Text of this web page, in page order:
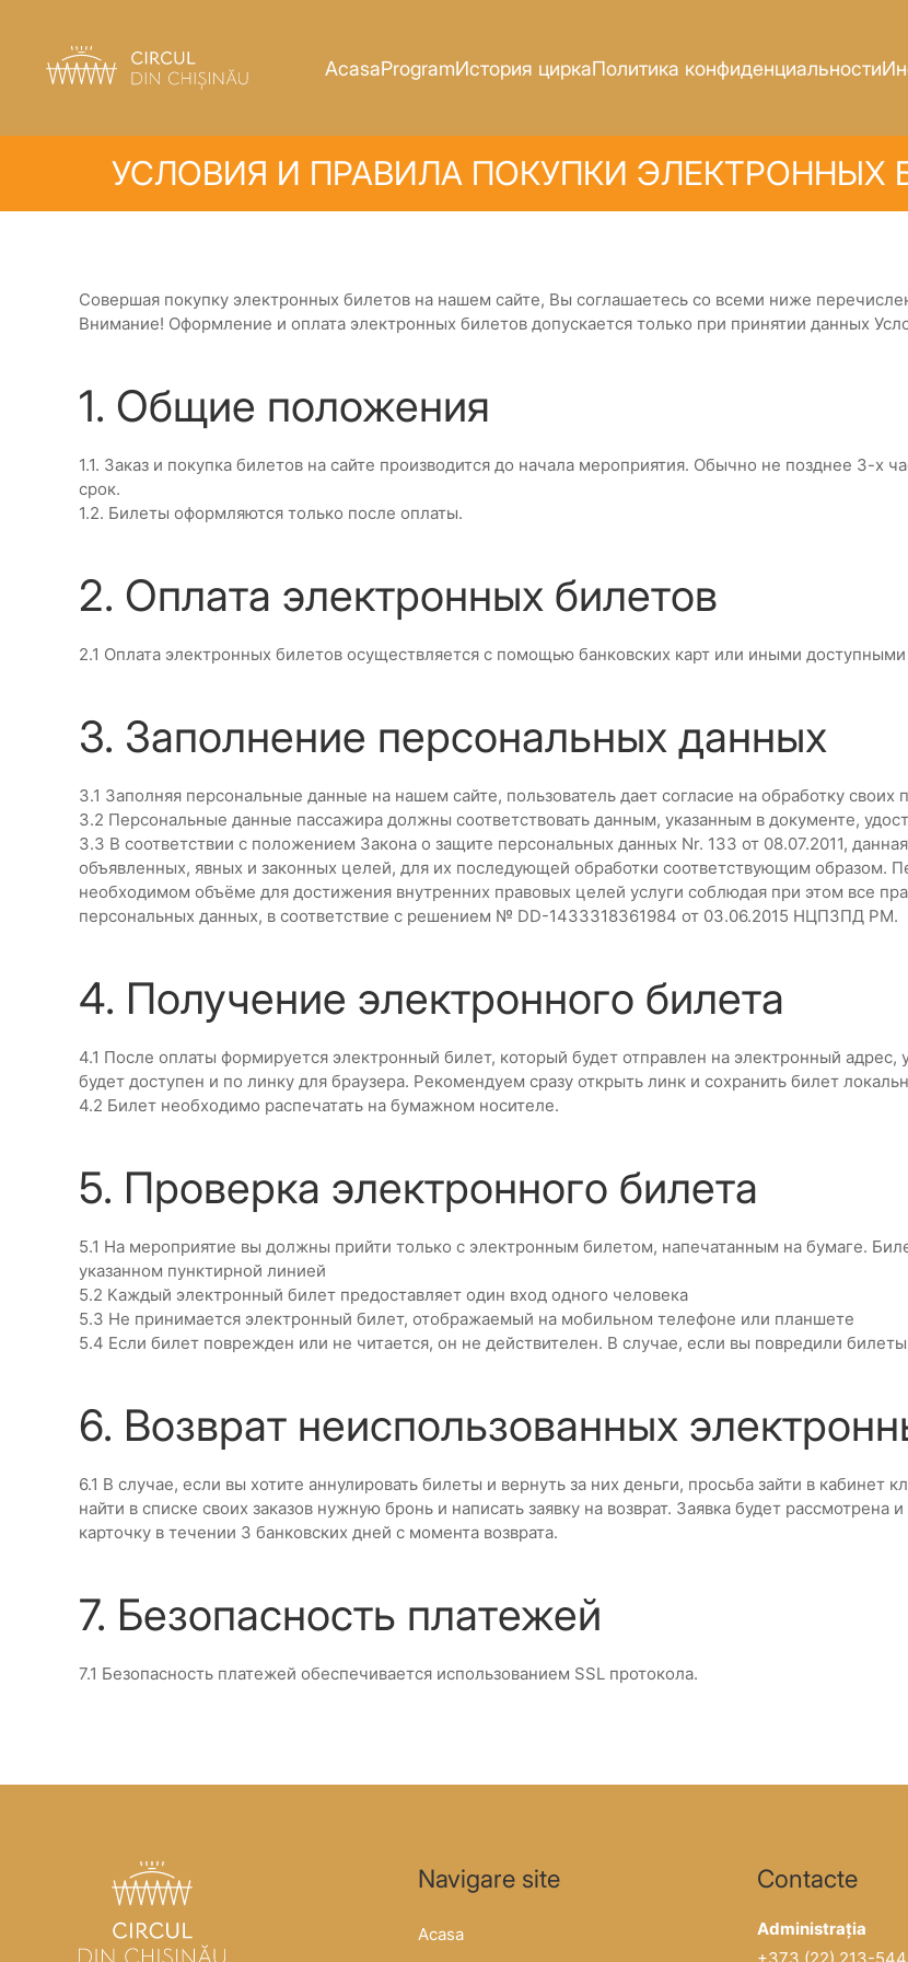
AcasaProgramИстория циркаПолитика конфиденциальности
УСЛОВИЯ И ПРАВИЛА ПОКУПКИ ЭЛЕКТРОННЫХ
Совершая покупку электронных билетов на нашем сайте, Вы соглашаетесь со всеми ниже
Внимание! Оформление и оплата электронных билетов допускается только при принятии данных
1. Общие положения
1.1. Заказ и покупка билетов на сайте производится до начала мероприятия. Обычно не позднее 3-х
срок.
1.2. Билеты оформляются только после оплаты.
2. Оплата электронных билетов
2.1 Оплата электронных билетов осуществляется с помощью банковских карт или иными
3. Заполнение персональных данных
3.1 Заполняя персональные данные на нашем сайте, пользователь дает согласие на обработку своих
3.2 Персональные данные пассажира должны соответствовать данным, указанным в документе,
3.3 В соответствии с положением Закона о защите персональных данных Nr. 133 от 08.07.2011,
объявленных, явных и законных целей, для их последующей обработки соответствующим образом.
необходимом объёме для достижения внутренних правовых целей услуги соблюдая при этом все
персональных данных, в соответствие с решением № DD-1433318361984 от 03.06.2015 НЦПЗПД РМ.
4. Получение электронного билета
4.1 После оплаты формируется электронный билет, который будет отправлен на электронный
будет доступен и по линку для браузера. Рекомендуем сразу открыть линк и сохранить билет
4.2 Билет необходимо распечатать на бумажном носителе.
5. Проверка электронного билета
5.1 На мероприятие вы должны прийти только с электронным билетом, напечатанным на бумаге.
указанном пунктирной линией
5.2 Каждый электронный билет предоставляет один вход одного человека
5.3 Не принимается электронный билет, отображаемый на мобильном телефоне или планшете
5.4 Если билет поврежден или не читается, он не действителен. В случае, если вы повредили
6. Возврат неиспользованных
6.1 В случае, если вы хотите аннулировать билеты и вернуть за них деньги, просьба зайти в
найти в списке своих заказов нужную бронь и написать заявку на возврат. Заявка будет
карточку в течении 3 банковских дней с момента возврата.
7. Безопасность платежей
7.1 Безопасность платежей обеспечивается использованием SSL протокола.
Navigare site
Acasa
Contacte
Administrația